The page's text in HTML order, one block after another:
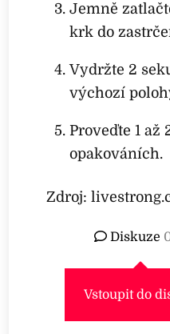
Jemně
krk do
Vydržte 2
výchozí
Proveďte 1 až
opakováních.
Zdroj:
Diskuze
Vstoupit do